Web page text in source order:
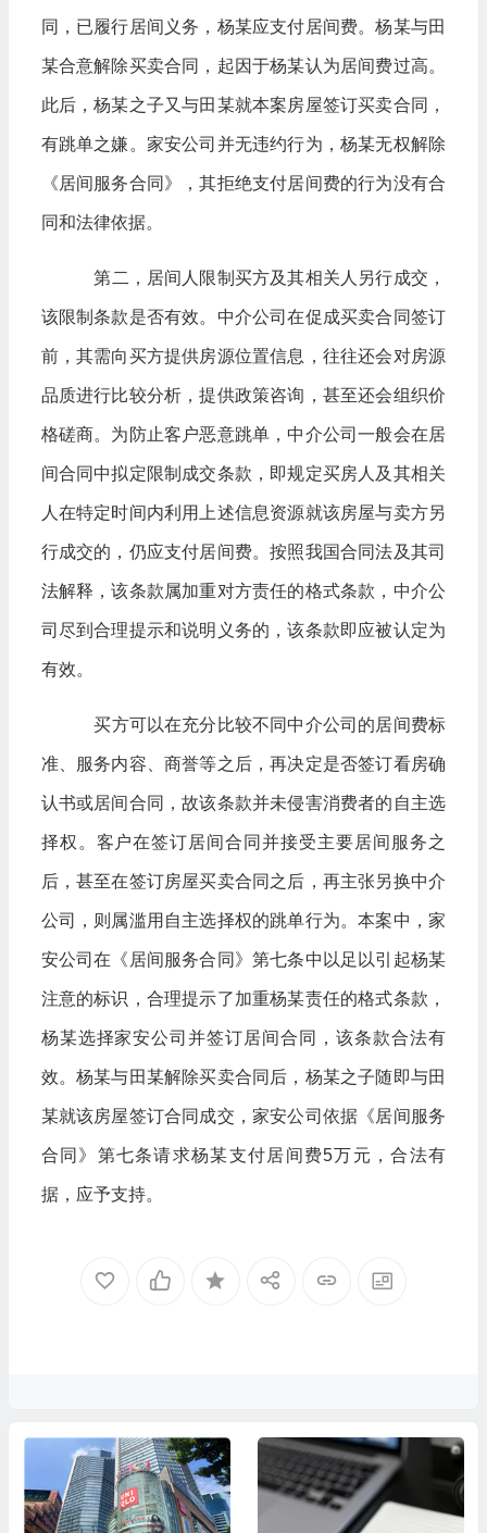
同，已履行居间义务，杨某应支付居间费。杨某与田
某合意解除买卖合同，起因于杨某认为居间费过高。
此后，杨某之子又与田某就本案房屋签订买卖合同，
有跳单之嫌。家安公司并无违约行为，杨某无权解除
《居间服务合同》，其拒绝支付居间费的行为没有合
同和法律依据。
第二，居间人限制买方及其相关人另行成交，
该限制条款是否有效。中介公司在促成买卖合同签订
前，其需向买方提供房源位置信息，往往还会对房源
品质进行比较分析，提供政策咨询，甚至还会组织价
格磋商。为防止客户恶意跳单，中介公司一般会在居
间合同中拟定限制成交条款，即规定买房人及其相关
人在特定时间内利用上述信息资源就该房屋与卖方另
行成交的，仍应支付居间费。按照我国合同法及其司
法解释，该条款属加重对方责任的格式条款，中介公
司尽到合理提示和说明义务的，该条款即应被认定为
有效。
买方可以在充分比较不同中介公司的居间费标
准、服务内容、商誉等之后，再决定是否签订看房确
认书或居间合同，故该条款并未侵害消费者的自主选
择权。客户在签订居间合同并接受主要居间服务之
后，甚至在签订房屋买卖合同之后，再主张另换中介
公司，则属滥用自主选择权的跳单行为。本案中，家
安公司在《居间服务合同》第七条中以足以引起杨某
注意的标识，合理提示了加重杨某责任的格式条款，
杨某选择家安公司并签订居间合同，该条款合法有
效。杨某与田某解除买卖合同后，杨某之子随即与田
某就该房屋签订合同成交，家安公司依据《居间服务
合同》第七条请求杨某支付居间费5万元，合法有
据，应予支持。